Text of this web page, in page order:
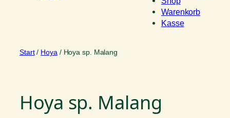
Warenkorb
Kasse
Start/ Hoya / Hoya sp. Malang
Hoya sp. Malang